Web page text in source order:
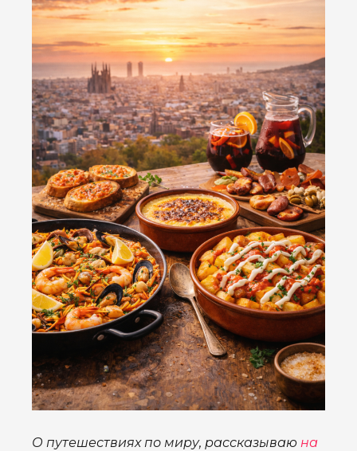
О путешествиях по миру, рассказываю на